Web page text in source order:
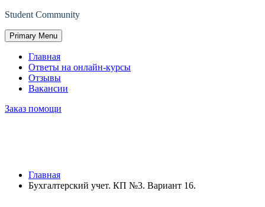
Student Community
Primary Menu
Главная
Ответы на онлайн-курсы
Отзывы
Вакансии
Заказ помощи
Главная
Бухгалтерский учет. КП №3. Вариант 16.